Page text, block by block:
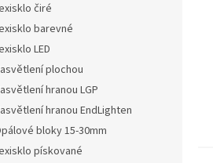
čiré
barevné
LED
plochou
hranou LGP
hranou EndLighten
bloky 15-30mm
pískované